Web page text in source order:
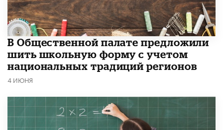
В Общественной палате предложили
шить школьную форму с учетом
национальных традиций регионов
4 ИЮНЯ